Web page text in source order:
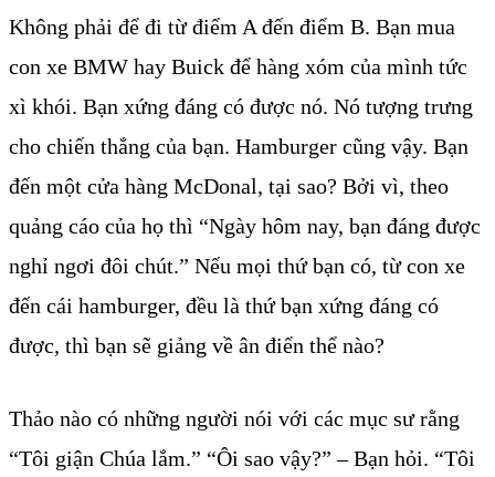
Không phải để đi từ điểm A đến điểm B. Bạn mua
con xe BMW hay Buick để hàng xóm của mình tức
xì khói. Bạn xứng đáng có được nó. Nó tượng trưng
cho chiến thắng của bạn. Hamburger cũng vậy. Bạn
đến một cửa hàng McDonal, tại sao? Bởi vì, theo
quảng cáo của họ thì “Ngày hôm nay, bạn đáng được
nghỉ ngơi đôi chút.” Nếu mọi thứ bạn có, từ con xe
đến cái hamburger, đều là thứ bạn xứng đáng có
được, thì bạn sẽ giảng về ân điển thể nào?
Thảo nào có những người nói với các mục sư rằng
“Tôi giận Chúa lắm.” “Ôi sao vậy?” – Bạn hỏi. “Tôi